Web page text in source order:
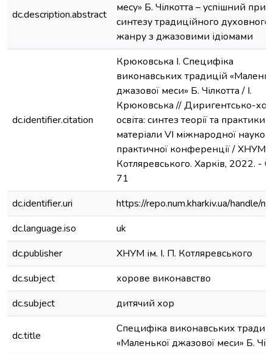
dc.description.abstract
месу» Б. Чілкотта – успішний
синтезу традиційного духовного
жанру з джазовими ідіомами
dc.identifier.citation
Крюковська І. Специфіка
виконавських традицій
джазової меси» Б. Чілкотта / І.
Крюковська // Диригентсько-
освіта: синтез теорії та практики :
матеріали VІ міжнародної
практичної конференції / ХНУМ
Котляревського. Харків, 2022. -
71
dc.identifier.uri
https://repo.num.kharkiv.ua/handle/
dc.language.iso
uk
dc.publisher
ХНУМ ім. І. П. Котляревського
dc.subject
хорове виконавство
dc.subject
дитячий хор
dc.title
Специфіка виконавських
«Маленької джазової меси» Б.